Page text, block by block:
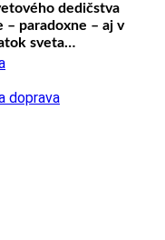
doprava
dedičstva
paradoxne – aj v
sveta…